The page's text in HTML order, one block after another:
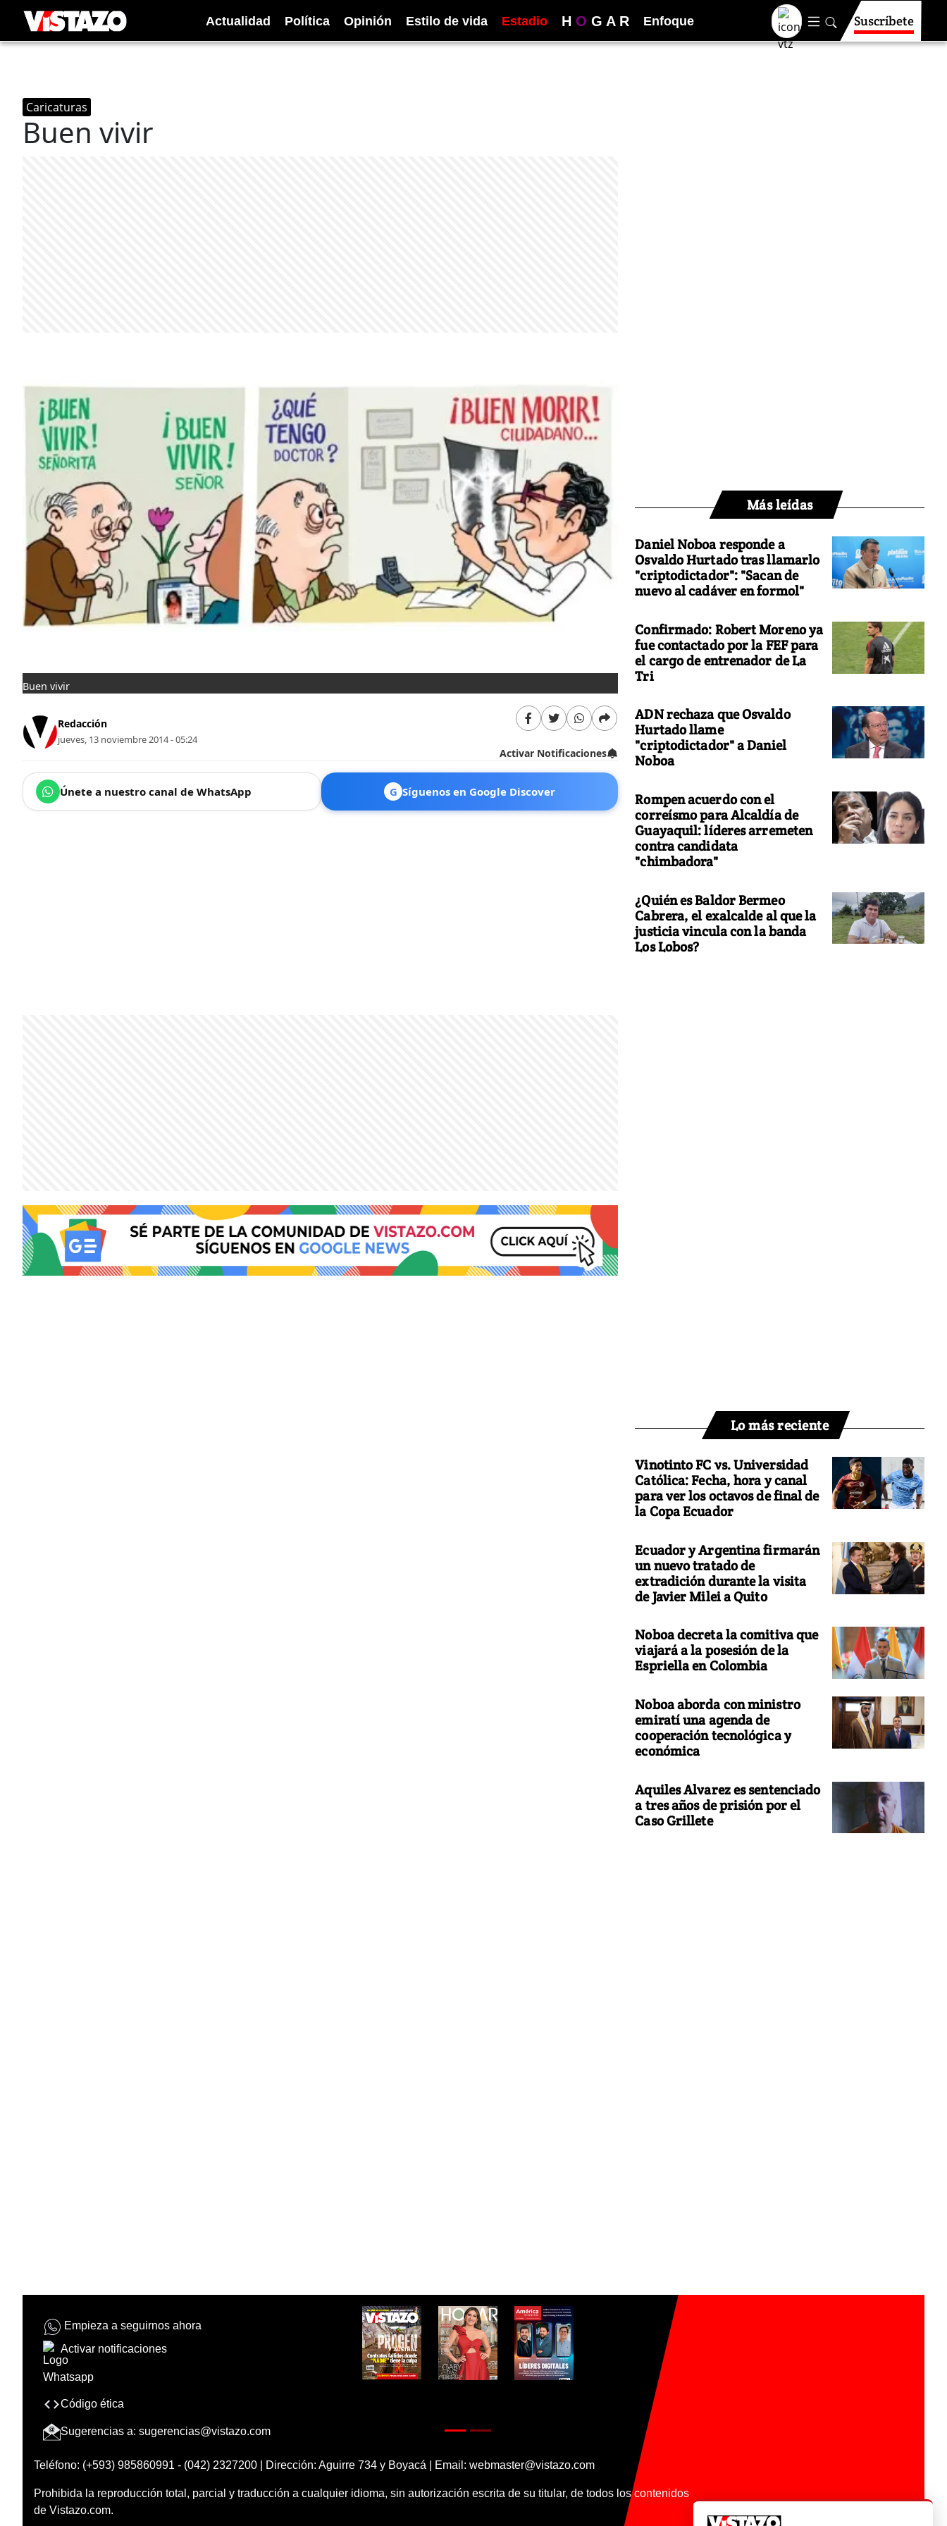
Actualidad Política Opinión Estilo de vida Estadio H O G A R Enfoque Suscríbete
Caricaturas
Buen vivir
Buen vivir
Redacción
jueves, 13 noviembre 2014 - 05:24
Activar Notificaciones
Únete a nuestro canal de WhatsApp G Síguenos en Google Discover
Más leídas
Daniel Noboa responde a
Osvaldo Hurtado tras llamarlo
"criptodictador": "Sacan de
nuevo al cadáver en formol"
Confirmado: Robert Moreno ya
fue contactado por la FEF para
el cargo de entrenador de La
Tri
ADN rechaza que Osvaldo
Hurtado llame
"criptodictador" a Daniel
Noboa
Rompen acuerdo con el
correísmo para Alcaldía de
Guayaquil: líderes arremeten
contra candidata
"chimbadora"
¿Quién es Baldor Bermeo
Cabrera, el exalcalde al que la
justicia vincula con la banda
Los Lobos?
Lo más reciente
Vinotinto FC vs. Universidad
Católica: Fecha, hora y canal
para ver los octavos de final de
la Copa Ecuador
Ecuador y Argentina firmarán
un nuevo tratado de
extradición durante la visita
de Javier Milei a Quito
Noboa decreta la comitiva que
viajará a la posesión de la
Espriella en Colombia
Noboa aborda con ministro
emiratí una agenda de
cooperación tecnológica y
económica
Aquiles Alvarez es sentenciado
a tres años de prisión por el
Caso Grillete
Empieza a seguirnos ahora
Activar notificaciones
Código ética
Sugerencias a: sugerencias@vistazo.com
Teléfono: (+593) 985860991 - (042) 2327200 | Dirección: Aguirre 734 y Boyacá | Email: webmaster@vistazo.com
Prohibida la reproducción total, parcial y traducción a cualquier idioma, sin autorización escrita de su titular, de todos los contenidos
de Vistazo.com.